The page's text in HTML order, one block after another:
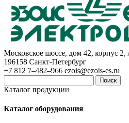
Московское шоссе, дом 42, корпус
196158 Санкт-Петербург
+7 812 7–482–966 ezois@ezois-es.ru
Поиск
Каталог продукции
Каталог оборудования